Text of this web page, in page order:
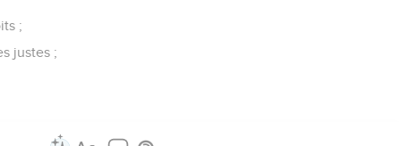
;
justes ;